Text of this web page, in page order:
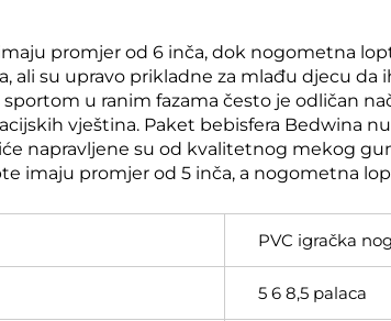
promjer od 6 inča, dok nogometna
ali su upravo prikladne za mlađu djecu da
sportom u ranim fazama često je odličan
vještina. Paket bebisfera Bedwina
napravljene su od kvalitetnog mekog
imaju promjer od 5 inča, a nogometna
PVC igračka
5 6 8,5 palaca